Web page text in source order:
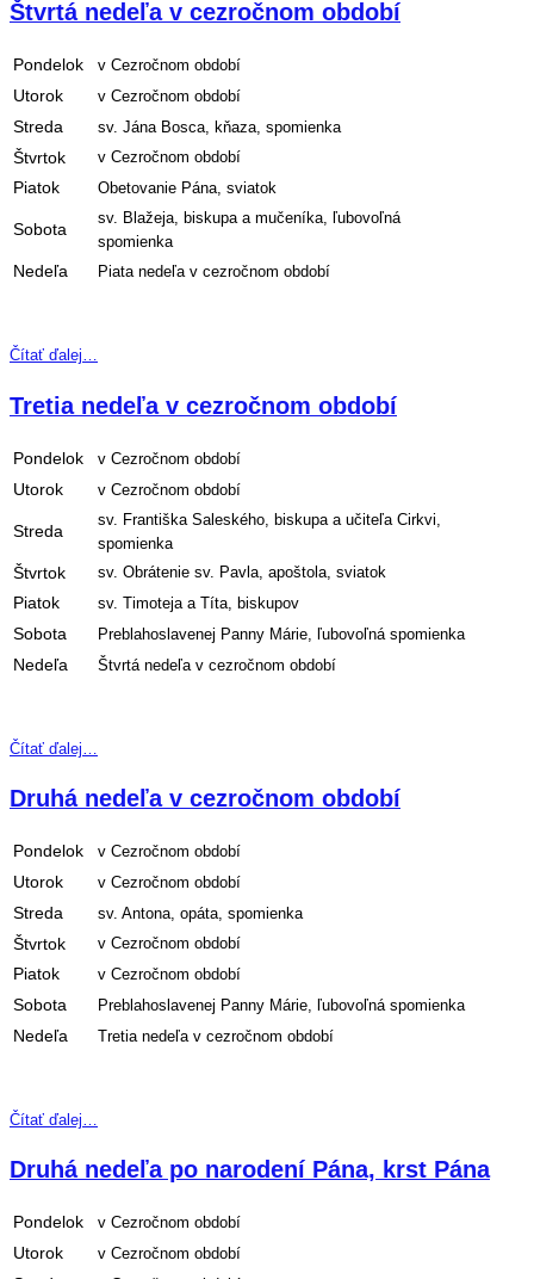
Štvrtá nedeľa v cezročnom období
Pondelok v Cezročnom období
Utorok v Cezročnom období
Streda sv. Jána Bosca, kňaza, spomienka
Štvrtok v Cezročnom období
Piatok Obetovanie Pána, sviatok
Sobota
sv. Blažeja, biskupa a mučeníka, ľubovoľná
spomienka
Nedeľa Piata nedeľa v cezročnom období
Čítať ďalej…
Tretia nedeľa v cezročnom období
Pondelok v Cezročnom období
Utorok v Cezročnom období
Streda
sv. Františka Saleského, biskupa a učiteľa Cirkvi,
spomienka
Štvrtok sv. Obrátenie sv. Pavla, apoštola, sviatok
Piatok sv. Timoteja a Títa, biskupov
Sobota Preblahoslavenej Panny Márie, ľubovoľná spomienka
Nedeľa Štvrtá nedeľa v cezročnom období
Čítať ďalej…
Druhá nedeľa v cezročnom období
Pondelok v Cezročnom období
Utorok v Cezročnom období
Streda sv. Antona, opáta, spomienka
Štvrtok v Cezročnom období
Piatok v Cezročnom období
Sobota Preblahoslavenej Panny Márie, ľubovoľná spomienka
Nedeľa Tretia nedeľa v cezročnom období
Čítať ďalej…
Druhá nedeľa po narodení Pána, krst Pána
Pondelok v Cezročnom období
Utorok v Cezročnom období